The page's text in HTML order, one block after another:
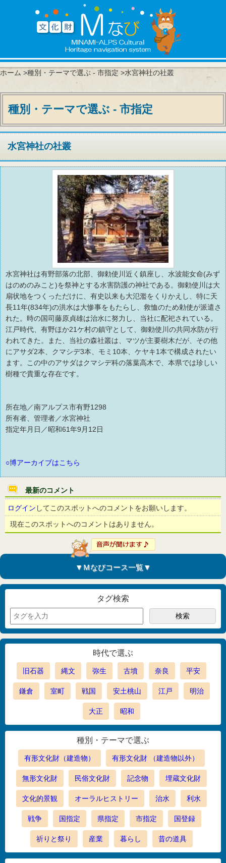
ホーム >種別・テーマで選ぶ - 市指定 >水宮神社の社叢
種別・テーマで選ぶ - 市指定
水宮神社の社叢
水宮神社は有野部落の北部、御勅使川近く鎮座し、水波能女命(みず
はのめのみこと)を祭神とする水害防護の神社である。御勅使川は大
扇状地をつくっただけに、有史以来も大氾濫をくりかえし、特に天
長11年(834年)の洪水は大惨事をもたらし、救恤のため勅使が派遣さ
れた。時の国司藤原貞雄は治水に努力し、当社に配祀されている。
江戸時代、有野ほか21ケ村の鎮守として、御勅使川の共同水防が行
われてきた。また、当社の森社叢は、マツが主要樹木だが、その他
にアサダ2本、クマシデ3本、モミ10本、ケヤキ1本で構成されたい
ます。この中のアサダはクマシデ科の落葉高木で、本県では珍しい
樹種で貴重な存在です。
所在地／南アルプス市有野1298
所有者、管理者／水宮神社
指定年月日／昭和61年9月12日
○博アーカイブはこちら
最新のコメント
ログイン してこのスポットへのコメントをお願いします。
現在このスポットへのコメントはありません。
▼Ｍなびコース一覧▼
タグ検索
時代で選ぶ
旧石器 縄文 弥生 古墳 奈良 平安
鎌倉 室町 戦国 安土桃山 江戸 明治
大正 昭和
種別・テーマで選ぶ
有形文化財（建造物） 有形文化財 （建造物以外）
無形文化財 民俗文化財 記念物 埋蔵文化財
文化的景観 オーラルヒストリー 治水 利水
戦争 国指定 県指定 市指定 国登録
祈りと祭り 産業 暮らし 昔の道具